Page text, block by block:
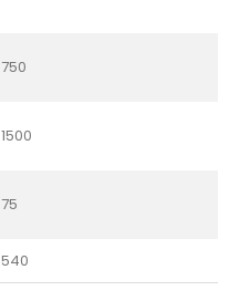
750
1500
75
540